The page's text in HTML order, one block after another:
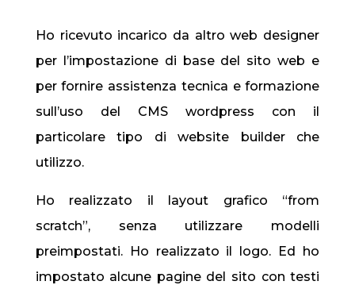
Ho ricevuto incarico da altro web designer
per l’impostazione di base del sito web e
per fornire assistenza tecnica e formazione
sull’uso del CMS wordpress con il
particolare tipo di website builder che
utilizzo.
Ho realizzato il layout grafico “from
scratch”, senza utilizzare modelli
preimpostati. Ho realizzato il logo. Ed ho
impostato alcune pagine del sito con testi